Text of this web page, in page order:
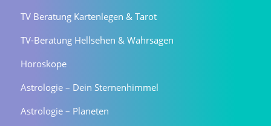
TV Beratung Kartenlegen & Tarot
TV-Beratung Hellsehen & Wahrsagen
Horoskope
Astrologie – Dein Sternenhimmel
Astrologie – Planeten